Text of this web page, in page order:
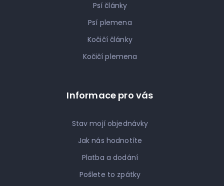
Psí články
Psí plemena
Kočičí články
Kočičí plemena
Informace pro vás
Stav mojí objednávky
Jak nás hodnotíte
Platba a dodání
Pošlete to zpátky